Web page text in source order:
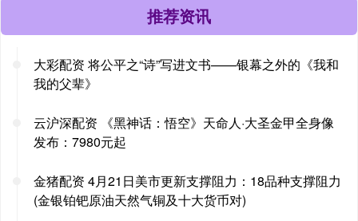
推荐资讯
大彩配资 将公平之“诗”写进文书——银幕之外的《我和
我的父辈》
云沪深配资 《黑神话：悟空》天命人·大圣金甲全身像
发布：7980元起
金猪配资 4月21日美市更新支撑阻力：18品种支撑阻力
(金银铂钯原油天然气铜及十大货币对)